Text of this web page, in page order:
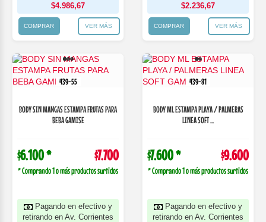
$4.986,67
COMPRAR VER MÁS
$2.236,67
COMPRAR VER MÁS
439-55
BODY SIN MANGAS ESTAMPA FRUTAS PARA
BEBA GAMISE
$6.100 * $7.700
* Comprando 1 o más productos surtidos
Pagando en efectivo y
retirando en Av. Corrientes
439-81
BODY ML ESTAMPA PLAYA / PALMERAS
LINEA SOFT ...
$7.600 * $9.600
* Comprando 1 o más productos surtidos
Pagando en efectivo y
retirando en Av. Corrientes